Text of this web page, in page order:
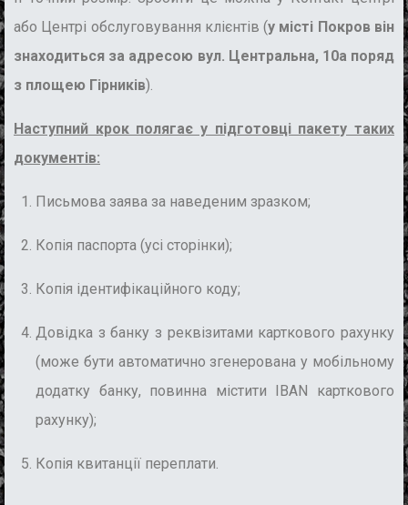
або Центрі обслуговування клієнтів (у місті Покров він
знаходиться за адресою вул. Центральна, 10а поряд
з площею Гірників).
Наступний крок полягає у підготовці пакету таких
документів:
Письмова заява за наведеним зразком;
Копія паспорта (усі сторінки);
Копія ідентифікаційного коду;
Довідка з банку з реквізитами карткового рахунку
(може бути автоматично згенерована у мобільному
додатку банку, повинна містити IBAN карткового
рахунку);
Копія квитанції переплати.